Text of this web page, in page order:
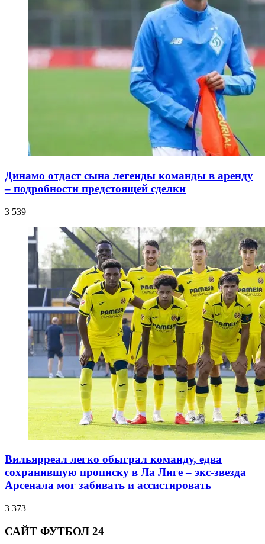
Динамо отдаст сына легенды команды в аренду
– подробности предстоящей сделки
3 539
Вильярреал легко обыграл команду, едва
сохранившую прописку в Ла Лиге – экс-звезда
Арсенала мог забивать и ассистировать
3 373
САЙТ ФУТБОЛ 24